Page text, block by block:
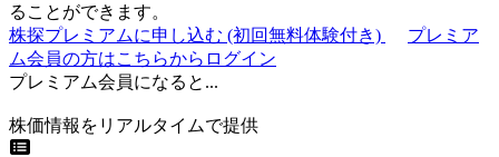
ることができます。
株探プレミアムに申し込む (初回無料体験付き)
プレミア
ム会員の方はこちらからログイン
プレミアム会員になると...
株価情報をリアルタイムで提供